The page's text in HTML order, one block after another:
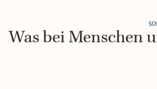
Was bei Menschen